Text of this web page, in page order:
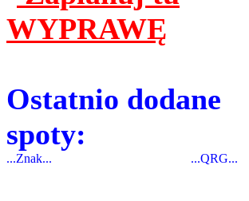
WYPRAWĘ
Ostatnio dodane
spoty:
...Znak... ...QRG...